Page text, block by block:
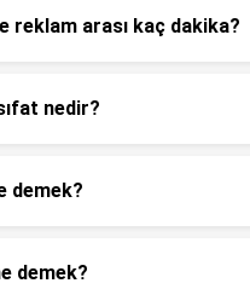
reklam arası kaç dakika?
nedir?
demek?
demek?